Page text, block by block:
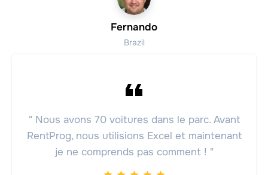
Fernando
Brazil
" Nous avons 70 voitures dans le parc. Avant
RentProg, nous utilisions Excel et maintenant
je ne comprends pas comment ! "